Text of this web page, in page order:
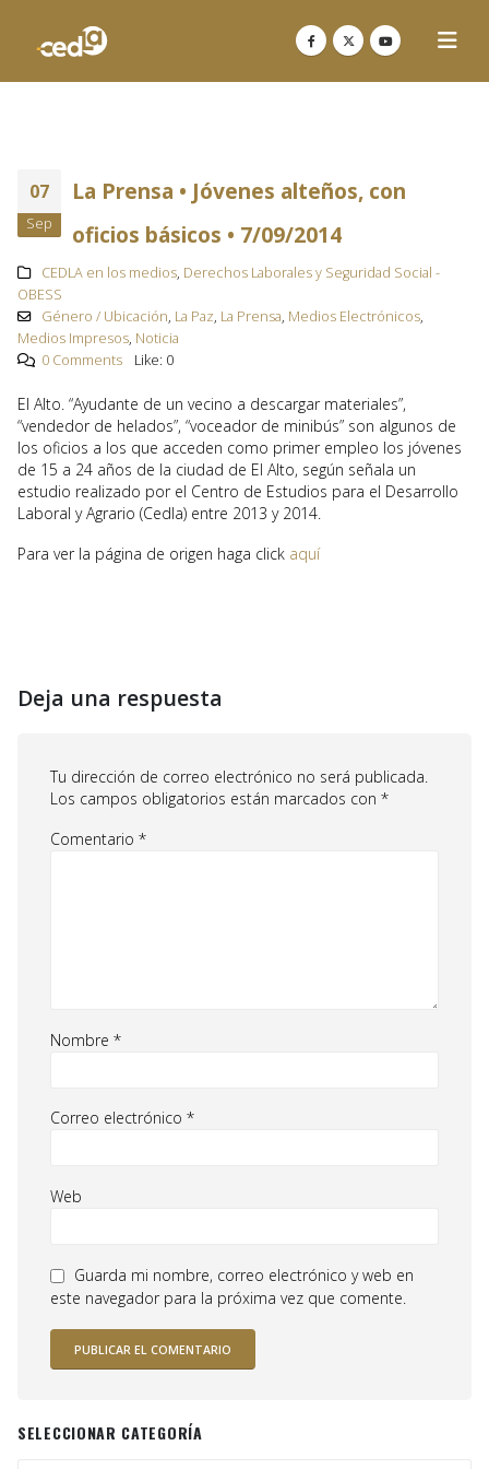
07
Sep
La Prensa • Jóvenes alteños, con
oficios básicos • 7/09/2014
CEDLA en los medios, Derechos Laborales y Seguridad Social -
OBESS
Género / Ubicación, La Paz, La Prensa, Medios Electrónicos,
Medios Impresos, Noticia
0 Comments
Like: 0
El Alto. “Ayudante de un vecino a descargar materiales”,
“vendedor de helados”, “voceador de minibús” son algunos de
los oficios a los que acceden como primer empleo los jóvenes
de 15 a 24 años de la ciudad de El Alto, según señala un
estudio realizado por el Centro de Estudios para el Desarrollo
Laboral y Agrario (Cedla) entre 2013 y 2014.
Para ver la página de origen haga click aquí
Deja una respuesta
Tu dirección de correo electrónico no será publicada.
Los campos obligatorios están marcados con *
Comentario *
Nombre *
Correo electrónico *
Web
Guarda mi nombre, correo electrónico y web en
este navegador para la próxima vez que comente.
SELECCIONAR CATEGORÍA